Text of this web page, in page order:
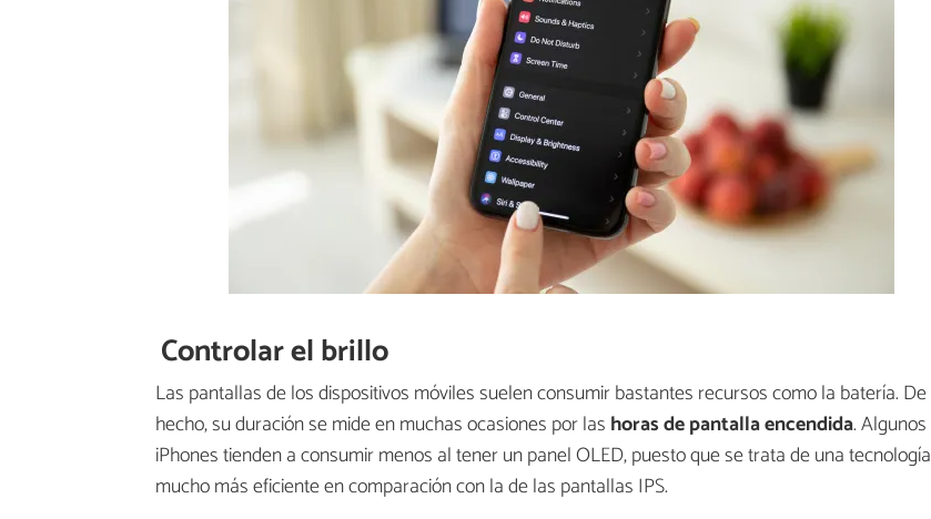
Controlar el brillo
Las pantallas de los dispositivos móviles suelen consumir bastantes recursos como la batería. De
hecho, su duración se mide en muchas ocasiones por las horas de pantalla encendida. Algunos
iPhones tienden a consumir menos al tener un panel OLED, puesto que se trata de una tecnología
mucho más eficiente en comparación con la de las pantallas IPS.